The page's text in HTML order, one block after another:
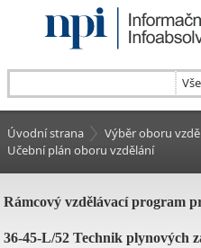
Úvodní strana Výběr oboru
Učební plán oboru vzdělání
Rámcový vzdělávací program
36-45-L/52 Technik plynových